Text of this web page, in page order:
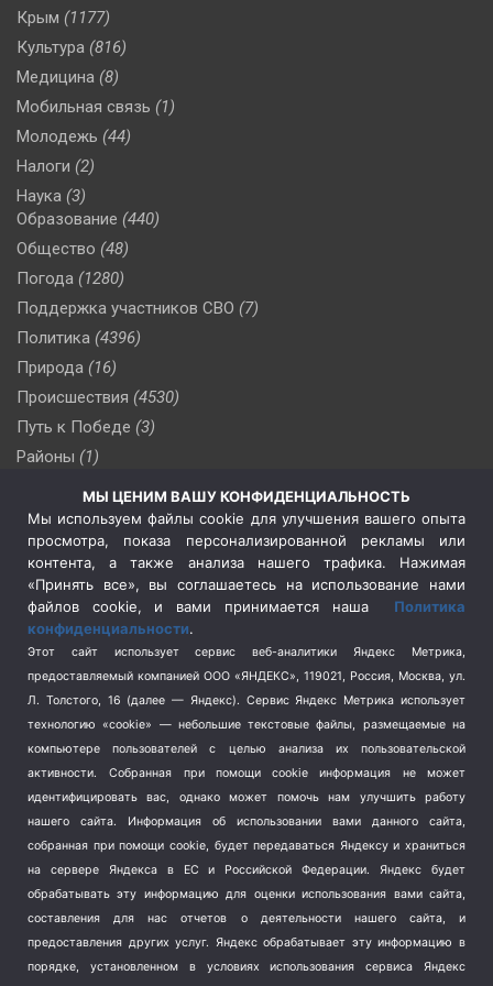
Крым (1177)
Культура (816)
Медицина (8)
Мобильная связь (1)
Молодежь (44)
Налоги (2)
Наука (3)
Образование (440)
Общество (48)
Погода (1280)
Поддержка участников СВО (7)
Политика (4396)
Природа (16)
Происшествия (4530)
Путь к Победе (3)
Районы (1)
(510)
Сельское хозяйство (3)
Социальная политика
(3)
Спецоперация в Украине
Спецоперация на Украине
(404)
Спорт (740)
Терроризм (1)
Транспорт (262)
Туризм (178)
Флот (76)
Школа и спорт (2)
Экология (8)
Экономика (1172)
МЫ ЦЕНИМ ВАШУ КОНФИДЕНЦИАЛЬНОСТЬ
Мы используем файлы cookie для улучшения вашего опыта
просмотра, показа персонализированной рекламы или
контента, а также анализа нашего трафика. Нажимая
«Принять все», вы соглашаетесь на использование нами
файлов cookie, и вами принимается наша Политика
конфиденциальности.
Этот сайт использует сервис веб-аналитики Яндекс Метрика,
предоставляемый компанией ООО «ЯНДЕКС», 119021, Россия, Москва, ул.
Л. Толстого, 16 (далее — Яндекс). Сервис Яндекс Метрика использует
технологию «cookie» — небольшие текстовые файлы, размещаемые на
компьютере пользователей с целью анализа их пользовательской
активности.
Собранная при помощи cookie информация не может
идентифицировать вас, однако может помочь нам улучшить работу
нашего сайта. Информация об использовании вами данного сайта,
собранная при помощи cookie, будет передаваться Яндексу и храниться
на сервере Яндекса в ЕС и Российской Федерации. Яндекс будет
обрабатывать эту информацию для оценки использования вами сайта,
составления для нас отчетов о деятельности нашего сайта, и
предоставления других услуг. Яндекс обрабатывает эту информацию в
порядке, установленном в условиях использования сервиса Яндекс